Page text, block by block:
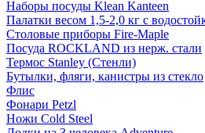
Наборы посуды Klean Kanteen
Палатки весом 1,5-2,0 кг с
Столовые приборы Fire-Maple
Посуда ROCKLAND из нерж. стали
Термос Stanley (Стенли)
Бутылки, фляги, канистры из стекло
Флис
Фонари Petzl
Ножи Cold Steel